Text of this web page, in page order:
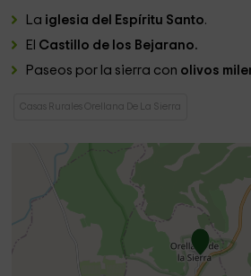
La iglesia del Espíritu Santo.
El Castillo de los Bejarano.
Paseos por la sierra con olivos
Casas Rurales Orellana De La Sierra